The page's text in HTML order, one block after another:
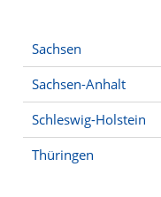
Sachsen
Sachsen-Anhalt
Schleswig-Holstein
Thüringen